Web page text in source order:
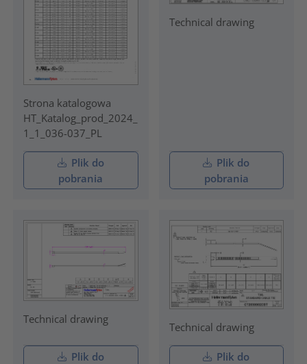
Strona katalogowa
HT_Katalog_prod_2024_
1_1_036-037_PL
Plik do
pobrania
Technical drawing
Plik do
pobrania
Technical drawing
Plik do
Technical drawing
Plik do